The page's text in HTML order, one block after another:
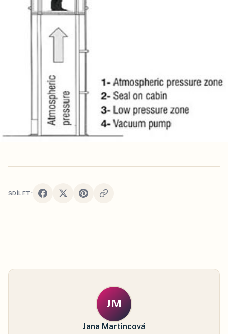
SDÍLET:
JM
Jana Martincová